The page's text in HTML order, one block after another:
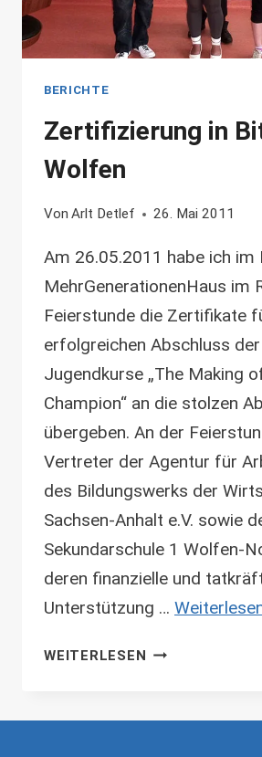
BERICHTE
Zertifizierung in
Wolfen
Von Arlt Detlef 26. Mai 2011
Am 26.05.2011 habe ich
MehrGenerationenHaus im
Feierstunde die Zertifikate
erfolgreichen Abschluss
Jugendkurse „The Making
Champion“ an die stolzen
übergeben. An der
Vertreter der Agentur für
des Bildungswerks der
Sachsen-Anhalt e.V. sowie
Sekundarschule 1 Wolfen-
deren finanzielle und
Unterstützung …
WEITERLESEN ZERTIFIZIERUNG
WOLFEN